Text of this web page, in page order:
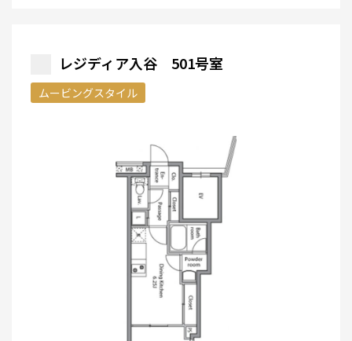
レジディア入谷 501号室
ムービングスタイル